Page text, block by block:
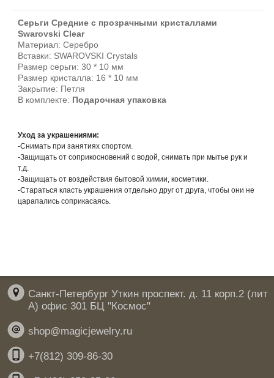
Серьги Средние с прозрачными кристаллами
Swarovski Clear
Материал: Серебро
Вставки: SWAROVSKI Crystals
Размер серьги: 30 * 10 мм
Размер кристалла: 16 * 10 мм
Закрытие: Петля
В комплекте: Подарочная упаковка
Уход за украшениями:
-Снимать при занятиях спортом.
-Защищать от соприкосновений с водой, снимать при мытье рук и
т.д.
-Защищать от воздействия бытовой химии, косметики.
-Стараться класть украшения отдельно друг от друга, чтобы они не
царапались соприкасаясь.
Санкт-Петербург Уткин проспект. д. 11 корп.2 (лит
А) офис 301 БЦ "Космос"
shop@magicjewelry.ru
+7(812) 309-86-30